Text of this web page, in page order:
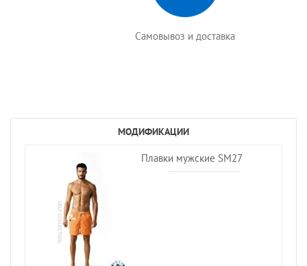
Самовывоз и доставка
МОДИФИКАЦИИ
Плавки мужские SM27